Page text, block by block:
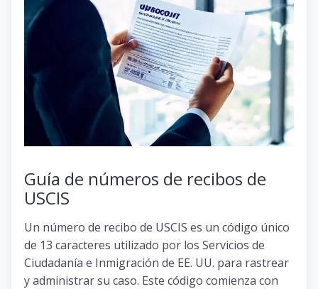
Guía de números de recibos de
USCIS
Un número de recibo de USCIS es un código único
de 13 caracteres utilizado por los Servicios de
Ciudadanía e Inmigración de EE. UU. para rastrear
y administrar su caso. Este código comienza con